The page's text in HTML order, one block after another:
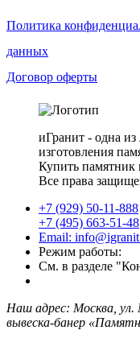
Политика
данных
Договор оферты
иГранит - одна
изготовления
Купить памятник
Все права
+7 (929) 50-11-888
+7 (495) 663-51-48
Email:
Режим работы:
См. в разделе
Наш адрес: Москва, ул.
вывеска-банер